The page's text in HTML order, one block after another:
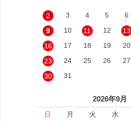
2
3 4 5 6
9
10 11 12 13
16
17 18 19 20
23
24 25 26 27
30
31
2026年9月
日 月 火 水